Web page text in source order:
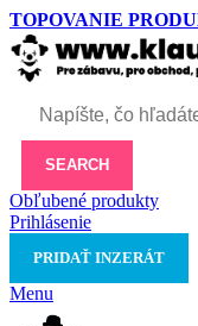
TOPOVANIE
SEARCH
Obľubené produkty
Prihlásenie
PRIDAŤ INZERÁT
Menu